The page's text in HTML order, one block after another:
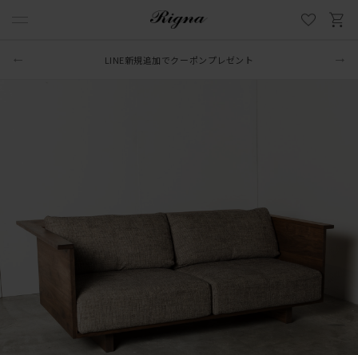
LINE新規追加でクーポンプレゼント